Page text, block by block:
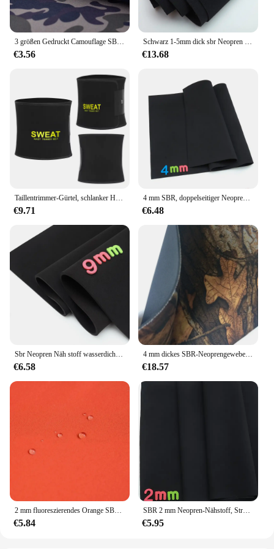
3 größen Gedruckt Camouflage SBR Neopren Tauchen Stoff Für DIY Nähen Handwerk Kleidung Taschen Sportswear Materialien Liefert
€3.56
Schwarz 1-5mm dick sbr Neopren Näh stoff Stretch wasserdicht Neopren anzug Taucht uch doppelseitiger Verbund
€13.68
Taillentrimmer-Gürtel, schlanker Herren-Körperformer, Cincher, Bauchkontrolle, Neopren-Schweißwickel für Bauch und Rücken, Lendenwirbelstütze
€9.71
4 mm SBR, doppelseitiger Neopren-Nähstoff, Neoprenanzug, dehnbar, andere wasserdichte und winddichte Jersey-Stretch-Trikot
€6.48
Sbr Neopren Näh stoff wasserdicht wind dicht stoßfest Neopren anzug ultra dick 9mm Großhandel jede Größe Stretch Plain
€6.58
4 mm dickes SBR-Neoprengewebe, weich, elastisch, stoßfest, bunt, zum Tauchen, doppelseitiges Verbundtuch, Sportschutzausrüstung, Surfen
€18.57
2 mm fluoreszierendes Orange SBR-Neopren-Nähstoff, Reisetasche, Computertasche, Tassenabdeckung, Tauchausrüstung, wasserdicht, winddicht, stoßfest
€5.84
SBR 2 mm Neopren-Nähstoff, Stretch-Polyester-Gewebe, wasserdicht, winddicht, Rucksack, Sportschutzausrüstung
€5.95